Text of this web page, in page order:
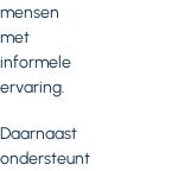
mensen
met
informele
ervaring.
Daarnaast
ondersteunt